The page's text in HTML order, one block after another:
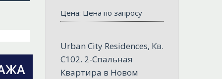
Цена: Цена по запросу
Urban City Residences, Кв.
С102. 2-Спальная
Квартира в Новом